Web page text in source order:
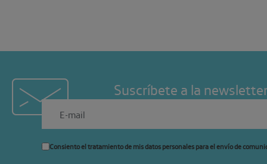
Suscríbete a la
Consiento el tratamiento de mis datos personales para el envío de